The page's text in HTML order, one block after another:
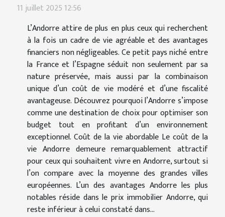
11 juillet 2025 12:56
L’Andorre attire de plus en plus ceux qui recherchent
à la fois un cadre de vie agréable et des avantages
financiers non négligeables. Ce petit pays niché entre
la France et l’Espagne séduit non seulement par sa
nature préservée, mais aussi par la combinaison
unique d’un coût de vie modéré et d’une fiscalité
avantageuse. Découvrez pourquoi l’Andorre s’impose
comme une destination de choix pour optimiser son
budget tout en profitant d’un environnement
exceptionnel. Coût de la vie abordable Le coût de la
vie Andorre demeure remarquablement attractif
pour ceux qui souhaitent vivre en Andorre, surtout si
l’on compare avec la moyenne des grandes villes
européennes. L’un des avantages Andorre les plus
notables réside dans le prix immobilier Andorre, qui
reste inférieur à celui constaté dans...